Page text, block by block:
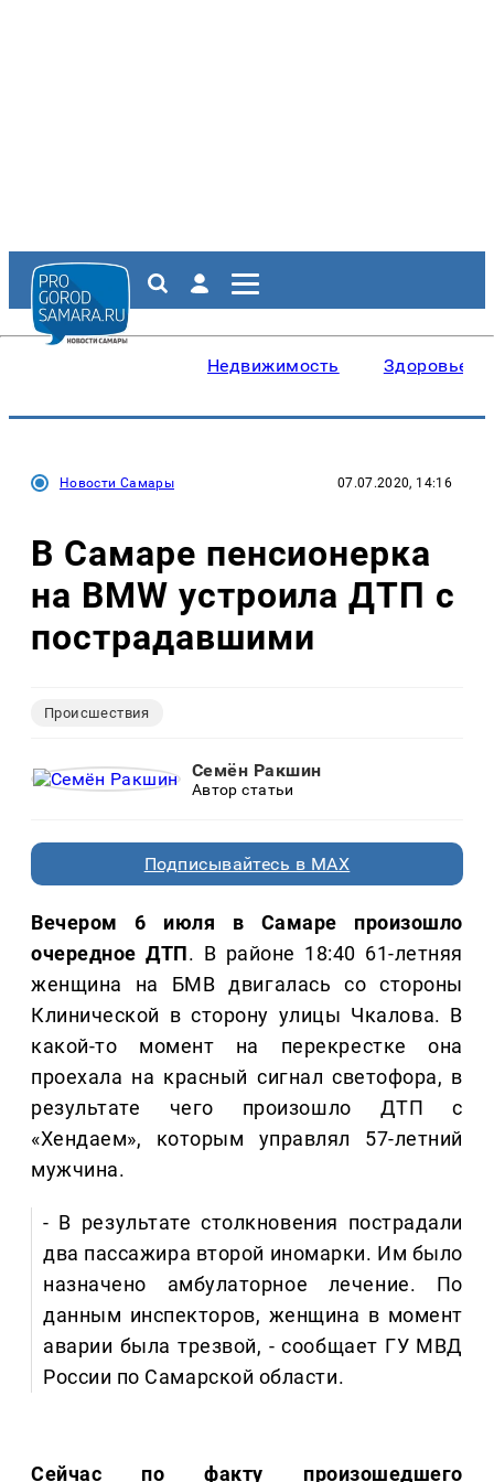
Недвижимость Здоровье
Новости Самары 07.07.2020, 14:16
В Самаре пенсионерка
на BMW устроила ДТП с
пострадавшими
Происшествия
Семён Ракшин
Автор статьи
Подписывайтесь в MAX
Вечером 6 июля в Самаре произошло
очередное ДТП. В районе 18:40 61-летняя
женщина на БМВ двигалась со стороны
Клинической в сторону улицы Чкалова. В
какой-то момент на перекрестке она
проехала на красный сигнал светофора, в
результате чего произошло ДТП с
«Хендаем», которым управлял 57-летний
мужчина.
- В результате столкновения пострадали
два пассажира второй иномарки. Им было
назначено амбулаторное лечение. По
данным инспекторов, женщина в момент
аварии была трезвой, - сообщает ГУ МВД
России по Самарской области.
Сейчас по факту произошедшего